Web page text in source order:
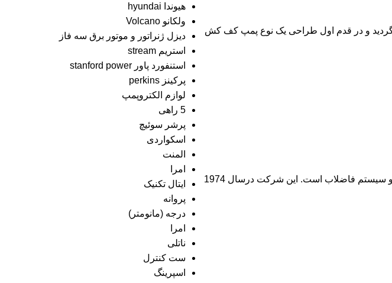
آب تاسیس گردید و در قدم اول طراحی یک نوع پمپ کف کش
شرکت پدرولا یک شرکت بزرگ تولید و توسعه بین المللی که متخصص درتولید و توسعه پمپ های تامین آب و سیستم فاضلاب است. این شرکت درسال 1974
هیوندا hyundai
ولکانو Volcano
دیزل ژنراتور و موتور برق سه فاز
استریم stream
استنفورد پاور stanford power
پرکینز perkins
لوازم الکتروپمپ
5 راهی
پرشر سوئیچ
اسکواردی
المنت
امرا
ایتال تکنیک
پروانه
درجه (مانومتر)
امرا
ناتلی
ست کنترل
اسپرینگ